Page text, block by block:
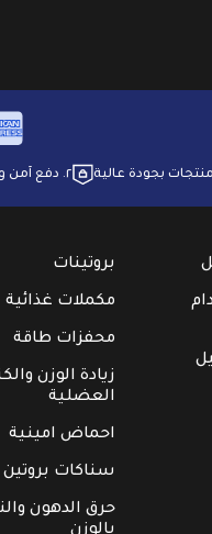
٢. ⁠دفع آمن ومضمون
بروتينات
مكملات غذائية
محفزات طاقة
زيادة الوزن
العضلية
احماض امينية
سناكات بروتين
حرق الدهون
بالوزن